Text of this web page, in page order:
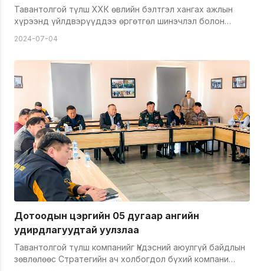
Тавантолгой түлш ХХК өвлийн бэлтгэл хангах ажлын
хүрээнд үйлдвэрүүддээ өргөтгөл шинэчлэл болон
зүүн үйлдвэрийн II цехийг хүчин чадлыг нэмэгдүүлэх
гуравдугаар цех тоног төхөөрөмж, шугамд урсгал
засварын ажлыг хийж байгаа юм. Өнөөдрийн байдлаар
урсгал засварын ажил 70 хувийн гүйцэтгэлтэй байна.
Урсгал засварын ажлыг энэ сарын 25 нд бүрэн дуусгаж
ирэх сарын 1-ээс шугам залгаж түлш үйлдвэрлэж
эхэлнэ. Нийслэлийн гэр хорооллын айл өрхүүдийг
шахмал түлшээр таслахгүй байх зорилгоор 100 мянган
тонн шахмал түлшийг аюулгүйн нөөцөд хадгалдаг юм.
Өнөөдрийн байдлаар 53 мянган тонн түлш нөөцлөөд
байгаа бол үлдсэн түлшийг ирэх есдүгээр сарын 15
хүртэл үйлдвэрлэн нөөцлөх юм.
2024-07-04
Дотоодын цэргийн 05 дугаар ангийн
удирдлагуудтай уулзлаа
Тавантолгой түлш компанийг Үндэсний аюулгүй байдлын
зөвлөлөөс Стратегийн ач холбогдол бүхий компани